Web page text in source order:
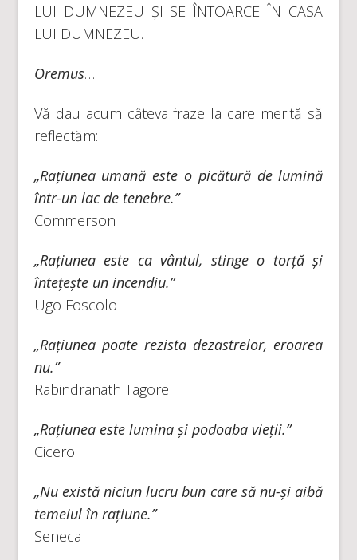
LUI DUMNEZEU ȘI SE ÎNTOARCE ÎN CASA
LUI DUMNEZEU.
Oremus…
Vă dau acum câteva fraze la care merită să
reflectăm:
„Rațiunea umană este o picătură de lumină
într-un lac de tenebre.”
Commerson
„Rațiunea este ca vântul, stinge o torță și
întețește un incendiu.”
Ugo Foscolo
„Rațiunea poate rezista dezastrelor, eroarea
nu.”
Rabindranath Tagore
„Rațiunea este lumina și podoaba vieții.”
Cicero
„Nu există niciun lucru bun care să nu-și aibă
temeiul în rațiune.”
Seneca